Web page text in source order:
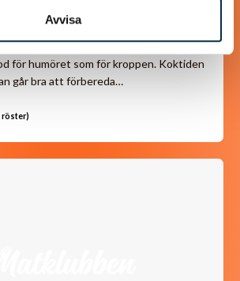
Avvisa
från Alsace är underbar
för humöret som för kroppen. Koktiden
går bra att förbereda…